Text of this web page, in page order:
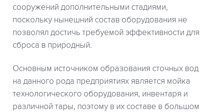
сооружений дополнительными стадиями,
поскольку нынешний состав оборудования не
позволял достичь требуемой эффективности для
сброса в природный.
Основным источником образования сточных вод
на данного рода предприятиях является мойка
технологического оборудования, инвентаря и
различной тары, поэтому в их составе в большом